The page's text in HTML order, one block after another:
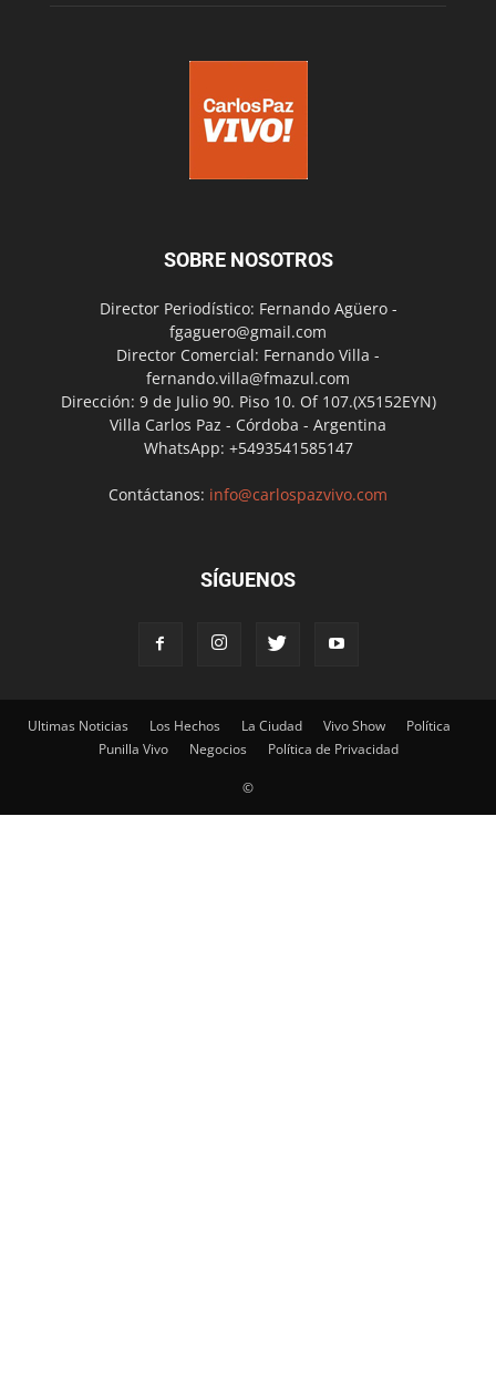
SOBRE NOSOTROS
Director Periodístico: Fernando Agüero -
fgaguero@gmail.com
Director Comercial: Fernando Villa -
fernando.villa@fmazul.com
Dirección: 9 de Julio 90. Piso 10. Of 107.(X5152EYN)
Villa Carlos Paz - Córdoba - Argentina
WhatsApp: +5493541585147
Contáctanos: info@carlospazvivo.com
SÍGUENOS
Ultimas Noticias Los Hechos La Ciudad Vivo Show
Política
Punilla Vivo
Negocios Política de Privacidad
©